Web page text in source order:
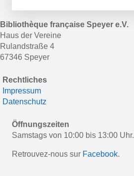
Bibliothèque française Speyer e.V.
Haus der Vereine
Rulandstraße 4
67346 Speyer
Rechtliches
Impressum
Datenschutz
Öffnungszeiten
Samstags von 10:00 bis 13:00 Uhr.
Retrouvez-nous sur Facebook.